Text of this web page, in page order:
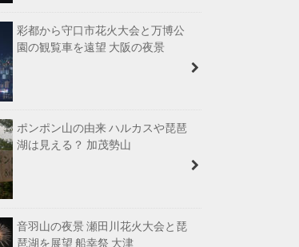
彩都から守口市花火大会と万博公
園の観覧車を遠望 大阪の夜景
ポンポン山の由来 ハルカスや琵琶
湖は見える？ 加茂勢山
音羽山の夜景 瀬田川花火大会と琵
琶湖を展望 船幸祭 大津